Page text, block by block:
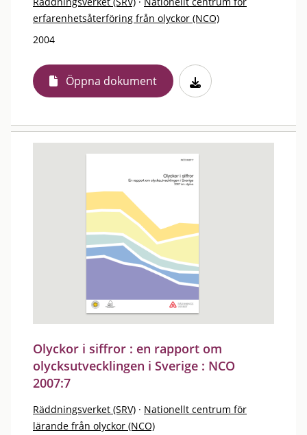
erfarenhetsåterföring från olyckor (NCO)
2004
Öppna dokument
Olyckor i siffror : en rapport om
olycksutvecklingen i Sverige : NCO
2007:7
Räddningsverket (SRV) · Nationellt centrum för
lärande från olyckor (NCO)